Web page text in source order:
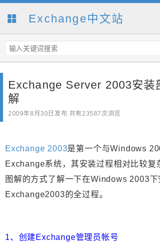
Exchange中文站
Exchange Server 2003安装
解
2009年8月30日 发布 共有23587次浏览
Exchange 2003是第一个与Windows
Exchange系统，其安装过程相对比较复
图解的方式了解一下在Windows 2003下
Exchange2003的全过程。
1、创建Exchange管理员帐号